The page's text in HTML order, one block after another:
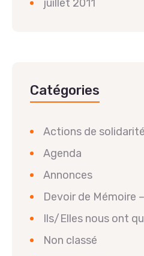
juillet 2011
Catégories
Actions de solidarité
Agenda
Annonces
Devoir de Mémoire
Ils/Elles nous ont
Non classé